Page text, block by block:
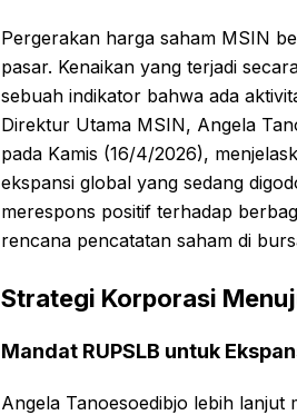
Pergerakan harga saham MSIN
pasar. Kenaikan yang terjadi
sebuah indikator bahwa ada
Direktur Utama MSIN, Angela
pada Kamis (16/4/2026),
ekspansi global yang sedang
merespons positif terhadap
rencana pencatatan saham di
Strategi Korporasi
Mandat RUPSLB untuk
Angela Tanoesoedibjo lebih